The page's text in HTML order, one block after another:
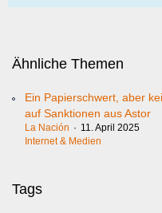
Ähnliche Themen
Ein Papierschwert, aber
auf Sanktionen aus Astor
La Nación
11. April 2025
Internet & Medien
Tags